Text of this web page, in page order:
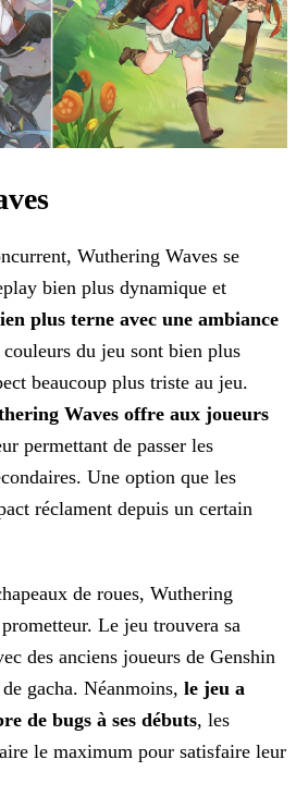
Wuthering Waves se
bien plus dynamique et
plus terne avec une ambiance
couleurs du jeu sont bien plus
beaucoup plus triste au jeu.
Waves offre aux joueurs
permettant de passer les
Une option que les
réclament depuis un certain
de roues, Wuthering
Le jeu trouvera sa
des anciens joueurs de Genshin
gacha. Néanmoins, le jeu a
de bugs à ses débuts, les
le maximum pour satisfaire leur